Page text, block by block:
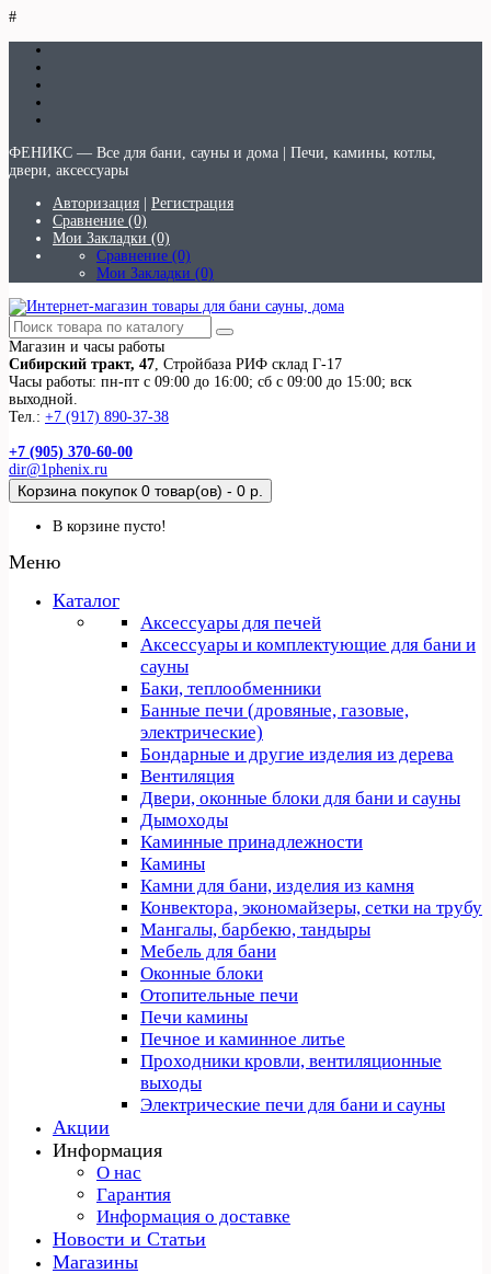
#
ФЕНИКС — Все для бани, сауны и дома | Печи, камины, котлы,
двери, аксессуары
Авторизация
Регистрация
Сравнение (0)
Мои Закладки (0)
Сравнение (0)
Мои Закладки (0)
Магазин и часы работы
Сибирский тракт, 47, Стройбаза РИФ склад Г-17
Часы работы: пн-пт с 09:00 до 16:00; сб с 09:00 до 15:00; вск
выходной.
Тел.: +7 (917) 890-37-38
+7 (905) 370-60-00
dir@1phenix.ru
Корзина покупок 0 товар(ов) - 0 р.
В корзине пусто!
Меню
Каталог
Аксессуары для печей
Аксессуары и комплектующие для бани и
сауны
Баки, теплообменники
Банные печи (дровяные, газовые,
электрические)
Бондарные и другие изделия из дерева
Вентиляция
Двери, оконные блоки для бани и сауны
Дымоходы
Каминные принадлежности
Камины
Камни для бани, изделия из камня
Конвектора, экономайзеры, сетки на трубу
Мангалы, барбекю, тандыры
Мебель для бани
Оконные блоки
Отопительные печи
Печи камины
Печное и каминное литье
Проходники кровли, вeнтиляционные
выходы
Электрические печи для бани и сауны
Акции
Информация
О нас
Гарантия
Информация о доставке
Новости и Статьи
Магазины